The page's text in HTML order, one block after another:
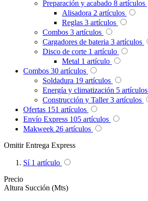
Preparación y acabado 8 artículos
Alisadora 2 artículos
Reglas 3 artículos
Combos 3 artículos
Cargadores de bateria 3 artículos
Disco de corte 1 artículo
Metal 1 artículo
Combos 30 artículos
Soldadura 19 artículos
Energía y climatización 5 artículos
Construcción y Taller 3 artículos
Ofertas 151 artículos
Envío Express 105 artículos
Makweek 26 artículos
Omitir Entrega Express
Sí 1 artículo
Precio
Altura Succión (Mts)